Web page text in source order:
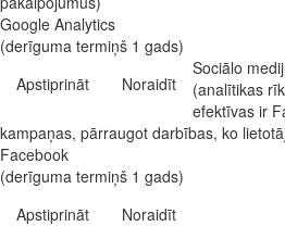
Google Analytics
(derīguma termiņš 1 gads)
Apstiprināt
Noraidīt
Sociālo
(analītikas
efektīvas ir
kampaņas, pārraugot darbības, ko
Facebook
(derīguma termiņš 1 gads)
Apstiprināt
Noraidīt